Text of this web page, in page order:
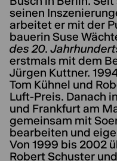
seinen
arbeitet er mit der
bauerin Suse
des 20.
erstmals mit dem
Jürgen Kuttner.
Tom Kühnel und
Luft-Preis. Danach
und Frankfurt am
gemeinsam mit
bearbeiten und
Von 1999 bis 2002
Robert Schuster